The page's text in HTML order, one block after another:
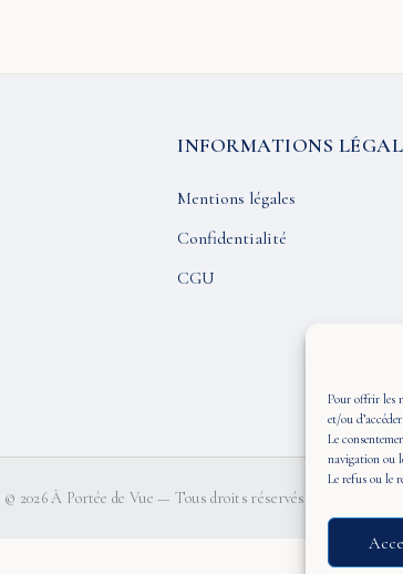
Pour offrir les
et/ou
Le
navigation ou
Le refus ou le
INFORMATIONS
Mentions légales
Confidentialité
CGU
© 2026 À Portée de Vue — Tous droits réservés